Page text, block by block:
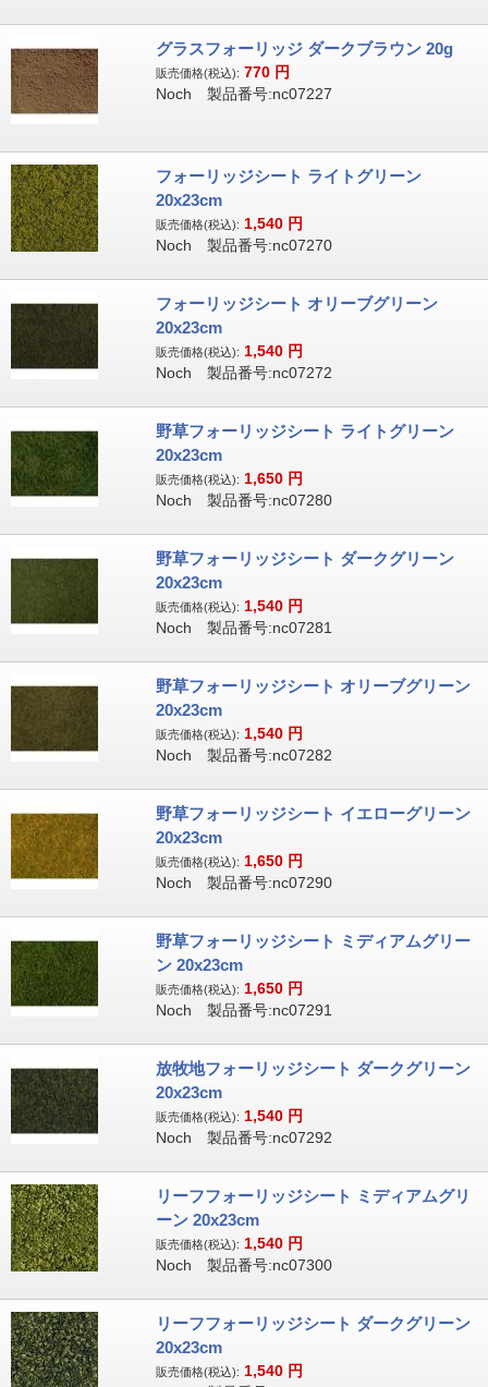
グラスフォーリッジ ダークブラウン 20g
販売価格(税込): 770 円
Noch 製品番号:nc07227
フォーリッジシート ライトグリーン
20x23cm
販売価格(税込): 1,540 円
Noch 製品番号:nc07270
フォーリッジシート オリーブグリーン
20x23cm
販売価格(税込): 1,540 円
Noch 製品番号:nc07272
野草フォーリッジシート ライトグリーン
20x23cm
販売価格(税込): 1,650 円
Noch 製品番号:nc07280
野草フォーリッジシート ダークグリーン
20x23cm
販売価格(税込): 1,540 円
Noch 製品番号:nc07281
野草フォーリッジシート オリーブグリーン
20x23cm
販売価格(税込): 1,540 円
Noch 製品番号:nc07282
野草フォーリッジシート イエローグリーン
20x23cm
販売価格(税込): 1,650 円
Noch 製品番号:nc07290
野草フォーリッジシート ミディアムグリー
ン 20x23cm
販売価格(税込): 1,650 円
Noch 製品番号:nc07291
放牧地フォーリッジシート ダークグリーン
20x23cm
販売価格(税込): 1,540 円
Noch 製品番号:nc07292
リーフフォーリッジシート ミディアムグリ
ーン 20x23cm
販売価格(税込): 1,540 円
Noch 製品番号:nc07300
リーフフォーリッジシート ダークグリーン
20x23cm
販売価格(税込): 1,540 円